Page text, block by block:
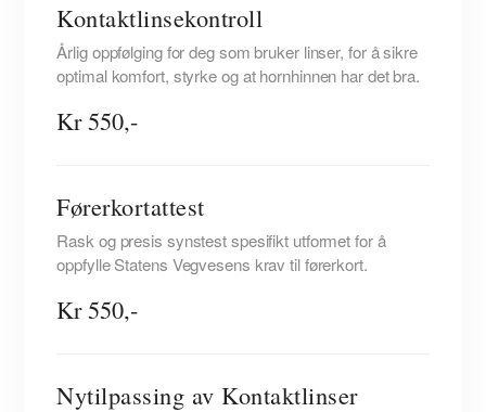
Kontaktlinsekontroll
Årlig oppfølging for deg som bruker linser, for å sikre
optimal komfort, styrke og at hornhinnen har det bra.
Kr 550,-
Førerkortattest
Rask og presis synstest spesifikt utformet for å
oppfylle Statens Vegvesens krav til førerkort.
Kr 550,-
Nytilpassing av Kontaktlinser